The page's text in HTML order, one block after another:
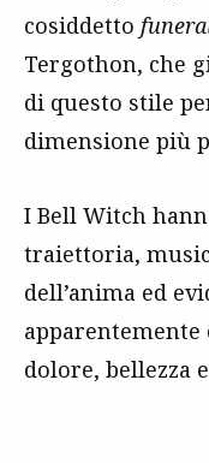
cosiddetto
Tergothon, che
di questo stile
dimensione più
I Bell Witch
traiettoria,
dell’anima ed
dolore, bellezza